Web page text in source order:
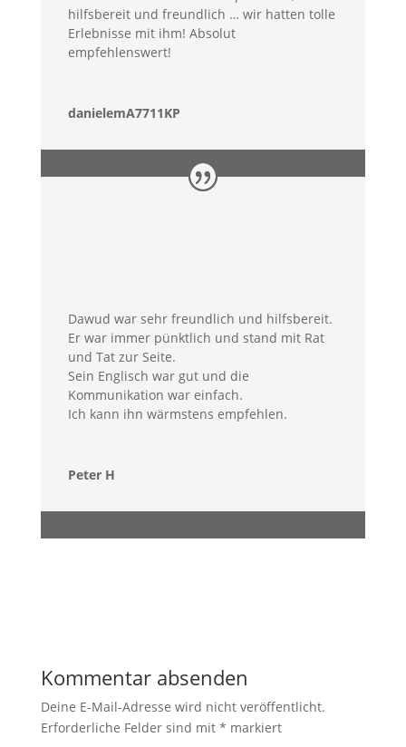
hilfsbereit und freundlich … wir hatten tolle
Erlebnisse mit ihm! Absolut
empfehlenswert!
danielemA7711KP
Dawud war sehr freundlich und hilfsbereit.
Er war immer pünktlich und stand mit Rat
und Tat zur Seite.
Sein Englisch war gut und die
Kommunikation war einfach.
Ich kann ihn wärmstens empfehlen.
Peter H
Kommentar absenden
Deine E-Mail-Adresse wird nicht veröffentlicht.
Erforderliche Felder sind mit * markiert